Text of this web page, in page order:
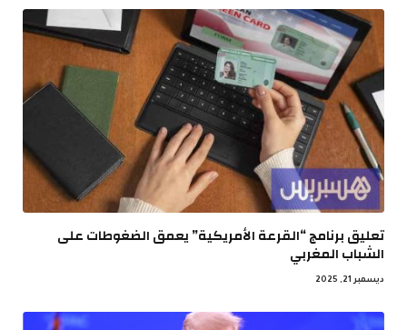
تعليق برنامج “القرعة الأمريكية” يعمق الضغوطات على
الشباب المغربي
ديسمبر 21, 2025